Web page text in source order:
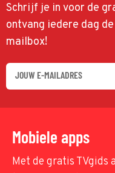
Schrijf je in voor de
ontvang iedere dag
mailbox!
Mobiele apps
Met de gratis TVgids